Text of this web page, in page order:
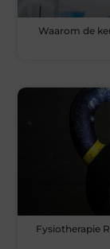
Waarom de
Fysiotherapie